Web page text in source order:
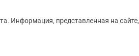
Информация, представленная на